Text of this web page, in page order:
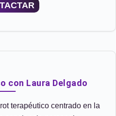
con Laura Delgado
terapéutico centrado en la